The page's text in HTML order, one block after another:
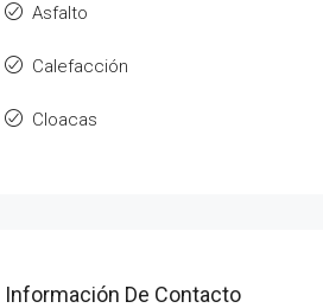
Asfalto
Calefacción
Cloacas
Información De Contacto